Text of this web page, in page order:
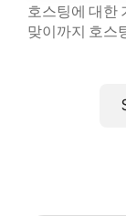
호스팅에 대한
맞이까지 호스